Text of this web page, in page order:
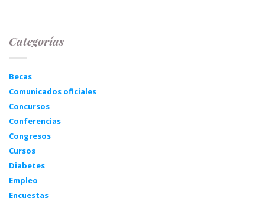
Categorías
Becas
Comunicados oficiales
Concursos
Conferencias
Congresos
Cursos
Diabetes
Empleo
Encuestas